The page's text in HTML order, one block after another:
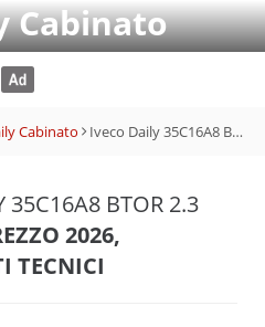
Cabinato
Cabinato Iveco Daily 35C16A8 BTor 2.3 HPT PC-RG Cab.
35C16A8 BTOR 2.3
2026,
TECNICI